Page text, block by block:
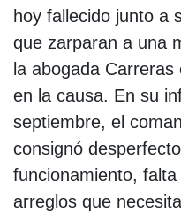
hoy fallecido junto a
que zarparan a una
la abogada
en la causa. En su
septiembre, el
consignó
funcionamiento,
arreglos que